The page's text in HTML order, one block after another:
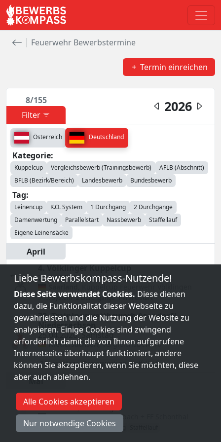
Feuerwehr Bewerbstermine
Termin einreichen
2026
8/155
Filter
Österreich Deutschland
Kategorie:
Kuppelcup Vergleichsbewerb (Trainingsbewerb)
AFLB (Abschnitt)
BFLB (Bezirk/Bereich)
Landesbewerb Bundesbewerb
Tag:
Leinencup K.O. System 1 Durchgang
2 Durchgänge
Damenwertung
Parallelstart Nassbewerb
Staffellauf
Eigene Leinensäcke
April
4. Völklinger Kuppelcup
25.04.2026,Samstag
Kuppelcup
K.O. System 2 Durchgänge Parallelstart
30. Trainingswettbewerb Asendorf/
Niedersachsen
25.04.2026, Samstag
Niedersachsen, Vergleichsbewerb
Feuerwehr Asendorf
2 Durchgänge Damenwertung Staffellauf
Mai
Oberpfalz-Cup 2026
09.05.2026,Samstag
Bayern, LFLB FFW Katzbach + FF Schönthal
2 Durchgänge Damenwertung
Liebe Bewerbskompass-Nutzende!
Diese Seite verwendet Cookies. Diese dienen
dazu, die Funktionalität dieser Webseite zu
gewährleisten und die Nutzung der Website zu
analysieren. Einige Cookies sind zwingend
erforderlich damit die von Ihnen aufgerufene
Internetseite überhaupt funktioniert, andere
können Sie akzeptieren, wenn Sie möchten, diese
aber auch ablehnen.
Alle Cookies akzeptieren
Nur notwendige Cookies